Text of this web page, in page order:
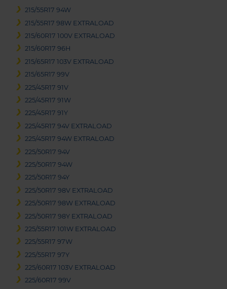
215/55R17 94W
215/55R17 98W EXTRALOAD
215/60R17 100V EXTRALOAD
215/60R17 96H
215/65R17 103V EXTRALOAD
215/65R17 99V
225/45R17 91V
225/45R17 91W
225/45R17 91Y
225/45R17 94V EXTRALOAD
225/45R17 94W EXTRALOAD
225/50R17 94V
225/50R17 94W
225/50R17 94Y
225/50R17 98V EXTRALOAD
225/50R17 98W EXTRALOAD
225/50R17 98Y EXTRALOAD
225/55R17 101W EXTRALOAD
225/55R17 97W
225/55R17 97Y
225/60R17 103V EXTRALOAD
225/60R17 99V